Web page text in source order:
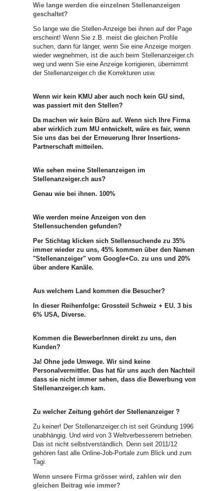
Wie lange werden die einzelnen Stellenanzeigen
geschaltet?
So lange wie die Stellen-Anzeige bei ihnen auf der Page
erscheint! Wenn Sie z.B. meist die gleichen Profile
suchen, dann für länger, wenn Sie eine Anzeige morgen
wieder wegnehmen, ist die auch beim Stellenanzeiger.ch
weg und wenn Sie eine Anzeige korrigieren, übernimmt
der Stellenanzeiger.ch die Korrekturen usw.
Wenn wir kein KMU aber auch noch kein GU sind,
was passiert mit den Stellen?
Da machen wir kein Büro auf. Wenn sich Ihre Firma
aber wirklich zum MU entwickelt, wäre es fair, wenn
Sie uns das bei der Erneuerung Ihrer Insertions-
Partnerschaft mitteilen.
Wie sehen meine Stellenanzeigen im
Stellenanzeiger.ch aus?
Genau wie bei ihnen. 100%
Wie werden meine Anzeigen von den
Stellensuchenden gefunden?
Per Stichtag klicken sich Stellensuchende zu 35%
immer wieder zu uns, 45% kommen über den Namen
"Stellenanzeiger" vom Google+Co. zu uns und 20%
über andere Kanäle.
Aus welchem Land kommen die Besucher?
In dieser Reihenfolge: Grossteil Schweiz + EU. 3 bis
6% USA, Diverse.
Kommen die BewerberInnen direkt zu uns, den
Kunden?
Ja! Ohne jede Umwege. Wir sind keine
Personalvermittler. Das hat für uns auch den Nachteil,
dass sie nicht immer sehen, dass die Bewerbung vom
Stellenanzeiger.ch kam.
Zu welcher Zeitung gehört der Stellenanzeiger ?
Zu keiner! Der Stellenanzeiger.ch ist seit Gründung 1996
unabhängig. Und wird von 3 Weltverbesserern betrieben.
Das ist nicht selbstverständlich. Denn seit 2011/12
gehören fast alle Online-Job-Portale zum Blick und zum
Tagi.
Wenn unsere Firma grösser wird, zahlen wir den
gleichen Beitrag wie immer?